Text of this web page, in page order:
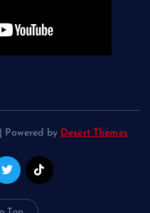
by Desert Themes